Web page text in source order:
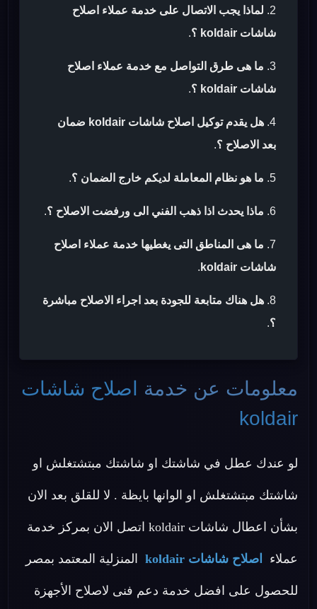
لماذا يجب الاتصال على خدمة عملاء اصلاح
شاشات koldair ؟
.
ما هى طرق التواصل مع خدمة عملاء اصلاح
شاشات koldair ؟
.
هل يقدم توكيل اصلاح شاشات koldair ضمان
بعد الاصلاح ؟.
ما هو نظام المعاملة لديكم خارج الضمان ؟.
ماذا يحدث اذا ذهب الفني الى ورفضت الاصلاح ؟.
ما هى المناطق التى يغطيها خدمة عملاء اصلاح
شاشات koldair
.
هل هناك متابعة للجودة بعد اجراء الاصلاح مباشرة
؟.
معلومات عن خدمة
اصلاح شاشات
koldair
لو عندك عطل في شاشتك او شاشتك مبتشتغلش او
شاشتك مبتشتغلش او الوانها بايظة . لا للقلق بعد الان
بشأن اعطال شاشات koldair اتصل الان بمركز خدمة
عملاء اصلاح شاشات koldair المنزلية المعتمد بمصر
للحصول على افضل خدمة دعم فنى لاصلاح الأجهزة